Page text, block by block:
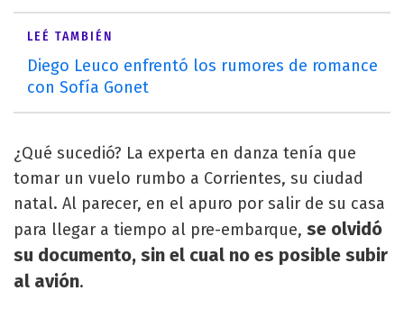
LEÉ TAMBIÉN
Diego Leuco enfrentó los rumores de romance
con Sofía Gonet
¿Qué sucedió? La experta en danza tenía que
tomar un vuelo rumbo a Corrientes, su ciudad
natal. Al parecer, en el apuro por salir de su casa
para llegar a tiempo al pre-embarque, se olvidó
su documento, sin el cual no es posible subir
al avión.